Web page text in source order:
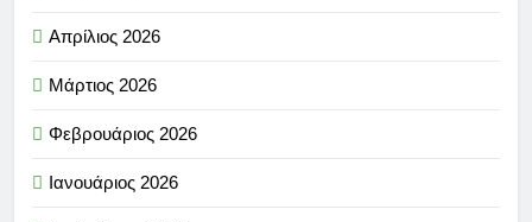
Απρίλιος 2026
Μάρτιος 2026
Φεβρουάριος 2026
Ιανουάριος 2026